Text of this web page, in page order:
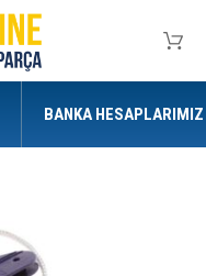
BANKA HESAPLARIMIZ